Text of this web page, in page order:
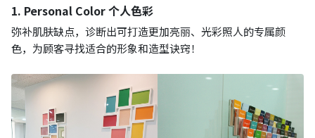
1. Personal Color 个人色彩
弥补肌肤缺点，诊断出可打造更加亮丽、光彩照人的专属颜
色，为顾客寻找适合的形象和造型诀窍！